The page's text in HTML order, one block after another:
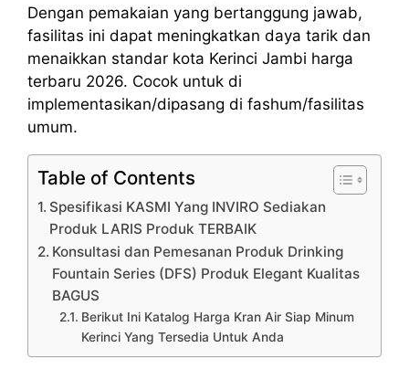
Dengan pemakaian yang bertanggung jawab,
fasilitas ini dapat meningkatkan daya tarik dan
menaikkan standar kota Kerinci Jambi harga
terbaru 2026. Cocok untuk di
implementasikan/dipasang di fashum/fasilitas
umum.
Table of Contents
Spesifikasi KASMI Yang INVIRO Sediakan
Produk LARIS Produk TERBAIK
Konsultasi dan Pemesanan Produk Drinking
Fountain Series (DFS) Produk Elegant Kualitas
BAGUS
Berikut Ini Katalog Harga Kran Air Siap Minum
Kerinci Yang Tersedia Untuk Anda